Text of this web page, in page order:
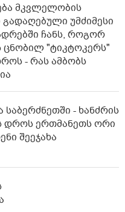
მკვლელობის
გადაღებული უმძიმესი
ჩანს, როგორ
"ტიკტოკერს"
- რას ამბობს
საბერძნეთში - ხანძრის
დროს ერთმანეთს ორი
შეეჯახა